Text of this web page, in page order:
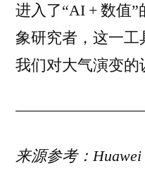
进入了“AI + 数值
象研究者，这一
我们对大气演变的
来源参考：Huawei